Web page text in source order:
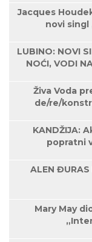
Jacques
novi singl
LUBINO: NOVI
NOĆI, VODI
Živa Voda
de/re/
KANDŽIJA:
popratni
ALEN ĐURAS
Mary May